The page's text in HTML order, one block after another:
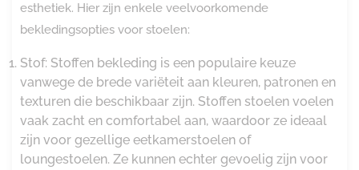
esthetiek. Hier zijn enkele veelvoorkomende
bekledingsopties voor stoelen:
Stof: Stoffen bekleding is een populaire keuze
vanwege de brede variëteit aan kleuren, patronen en
texturen die beschikbaar zijn. Stoffen stoelen voelen
vaak zacht en comfortabel aan, waardoor ze ideaal
zijn voor gezellige eetkamerstoelen of
loungestoelen. Ze kunnen echter gevoelig zijn voor